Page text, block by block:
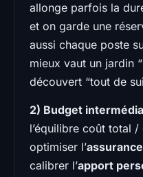
allonge parfois la
et on garde une
aussi chaque poste
mieux vaut un jardin
découvert “tout de
2) Budget
l’équilibre coût total
optimiser l’
calibrer l’apport